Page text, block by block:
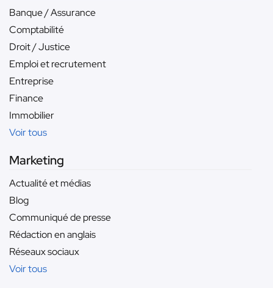
Banque / Assurance
Comptabilité
Droit / Justice
Emploi et recrutement
Entreprise
Finance
Immobilier
Voir tous
Marketing
Actualité et médias
Blog
Communiqué de presse
Rédaction en anglais
Réseaux sociaux
Voir tous